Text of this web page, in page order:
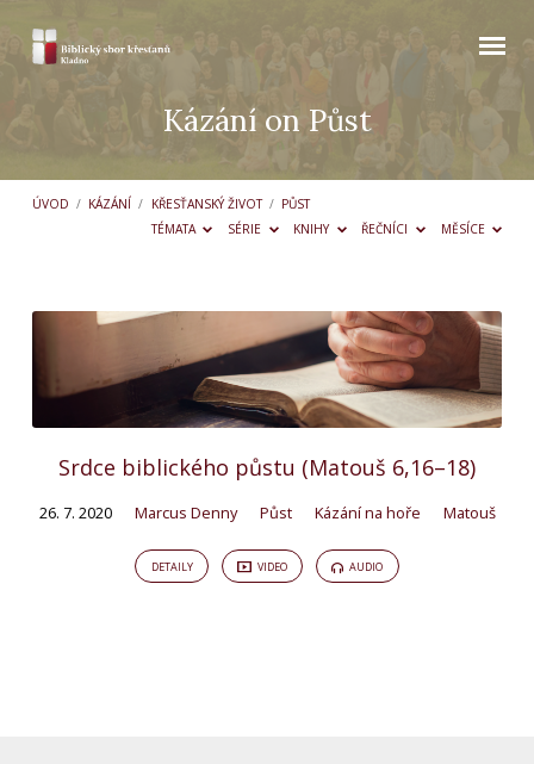
Kázání on Půst
ÚVOD / KÁZÁNÍ / KŘESŤANSKÝ ŽIVOT / PŮST
TÉMATA
SÉRIE KNIHY ŘEČNÍCI MĚSÍCE
Kázání
Půst
Srdce biblického půstu (Matouš 6,16–18)
26. 7. 2020 Marcus Denny Půst Kázání na hoře Matouš
DETAILY VIDEO AUDIO